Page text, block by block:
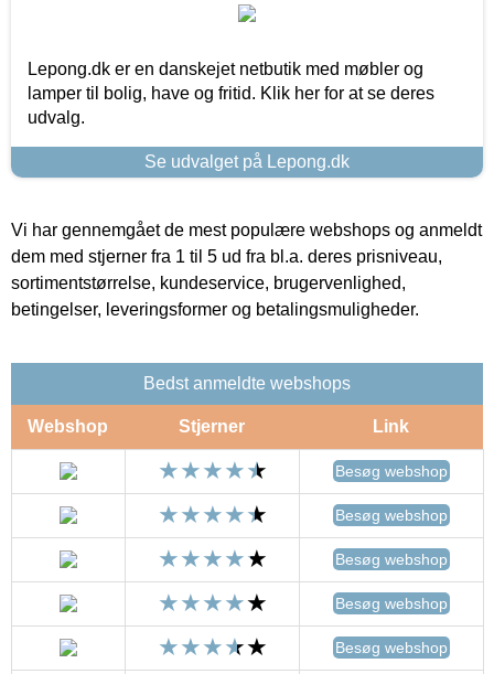
Lepong.dk er en danskejet netbutik med møbler og
lamper til bolig, have og fritid. Klik her for at se deres
udvalg.
Se udvalget på Lepong.dk
Vi har gennemgået de mest populære webshops og anmeldt
dem med stjerner fra 1 til 5 ud fra bl.a. deres prisniveau,
sortimentstørrelse, kundeservice, brugervenlighed,
betingelser, leveringsformer og betalingsmuligheder.
Bedst anmeldte webshops
Webshop Stjerner Link
Besøg webshop
Besøg webshop
Besøg webshop
Besøg webshop
Besøg webshop